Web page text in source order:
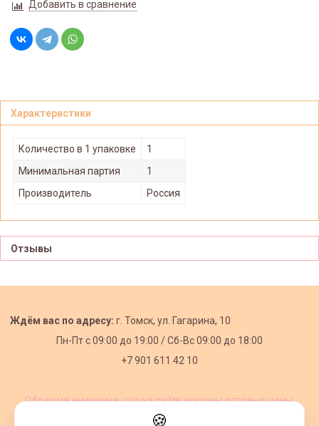
Добавить в сравнение
Характеристики
Количество в 1 упаковке
1
Минимальная партия
1
Производитель
Россия
Отзывы
Ждём вас по адресу: г. Томск, ул. Гагарина, 10
Пн-Пт с09:00 до 19:00 /Сб-Вс 09:00 до 18:00
+7 901 611 42 10
Обратите внимание, что на сайте указаны оптовые цены,
🍪